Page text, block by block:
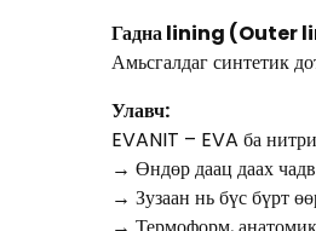
Гадна lining (Outer
Амьсгалдаг синтетик
Улавч:
EVANIT – EVA ба
→ Өндөр даац даах
→ Зузаан нь бүс бүрт